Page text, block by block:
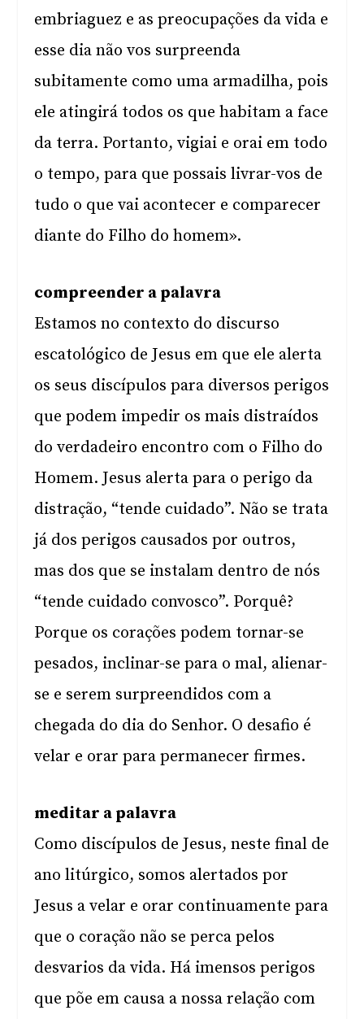
embriaguez e as preocupações da vida e
esse dia não vos surpreenda
subitamente como uma armadilha, pois
ele atingirá todos os que habitam a face
da terra. Portanto, vigiai e orai em todo
o tempo, para que possais livrar-vos de
tudo o que vai acontecer e comparecer
diante do Filho do homem».
compreender a palavra
Estamos no contexto do discurso
escatológico de Jesus em que ele alerta
os seus discípulos para diversos perigos
que podem impedir os mais distraídos
do verdadeiro encontro com o Filho do
Homem. Jesus alerta para o perigo da
distração, “tende cuidado”. Não se trata
já dos perigos causados por outros,
mas dos que se instalam dentro de nós
“tende cuidado convosco”. Porquê?
Porque os corações podem tornar-se
pesados, inclinar-se para o mal, alienar-
se e serem surpreendidos com a
chegada do dia do Senhor. O desafio é
velar e orar para permanecer firmes.
meditar a palavra
Como discípulos de Jesus, neste final de
ano litúrgico, somos alertados por
Jesus a velar e orar continuamente para
que o coração não se perca pelos
desvarios da vida. Há imensos perigos
que põe em causa a nossa relação com